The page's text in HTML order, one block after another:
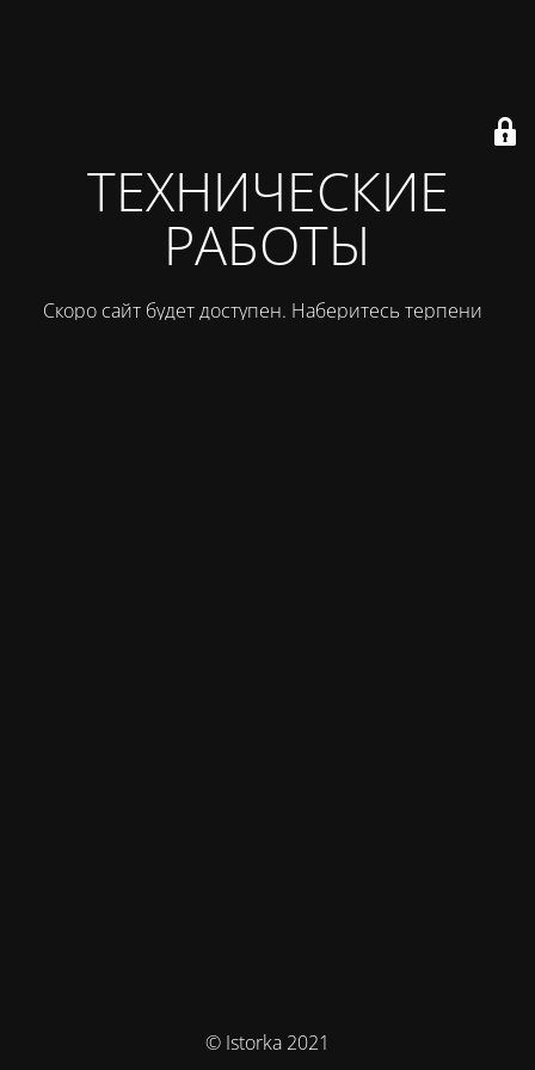
ТЕХНИЧЕСКИЕ
РАБОТЫ
Скоро сайт будет доступен. Наберитесь терпения
© Istorka 2021